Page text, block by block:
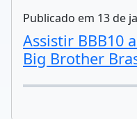
Publicado em 13 de
Assistir BBB10
Big Brother